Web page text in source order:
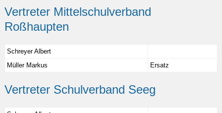
Vertreter Mittelschulverband
Roßhaupten
Schreyer Albert
Müller Markus
Ersatz
Vertreter Schulverband Seeg